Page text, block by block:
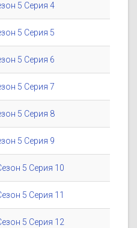
5 Серия 4
5 Серия 5
5 Серия 6
5 Серия 7
5 Серия 8
5 Серия 9
5 Серия 10
5 Серия 11
5 Серия 12